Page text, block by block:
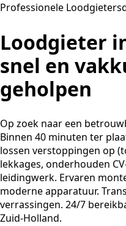
Professionele
Loodgieter
snel en
geholpen
Op zoek naar een
Binnen 40 minuten ter
lossen verstoppingen op
lekkages, onderhouden
leidingwerk. Ervaren
moderne apparatuur.
verrassingen. 24/7
Zuid-Holland.